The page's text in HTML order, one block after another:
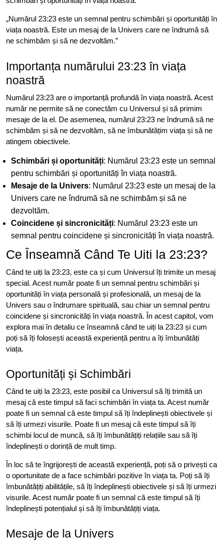
„Numărul 23:23 este un semnal pentru schimbări și oportunități în
viața noastră. Este un mesaj de la Univers care ne îndrumă să
ne schimbăm și să ne dezvoltăm.”
Importanța numărului 23:23 în viața
noastră
Numărul 23:23 are o importanță profundă în viața noastră. Acest
număr ne permite să ne conectăm cu Universul și să primim
mesaje de la el. De asemenea, numărul 23:23 ne îndrumă să ne
schimbăm și să ne dezvoltăm, să ne îmbunătățim viața și să ne
atingem obiectivele.
Schimbări și oportunități: Numărul 23:23 este un semnal
pentru schimbări și oportunități în viața noastră.
Mesaje de la Univers: Numărul 23:23 este un mesaj de la
Univers care ne îndrumă să ne schimbăm și să ne
dezvoltăm.
Coincidene și sincronicități: Numărul 23:23 este un
semnal pentru coincidene și sincronicități în viața noastră.
Ce Înseamnă Când Te Uiti la 23:23?
Când te uiți la 23:23, este ca și cum Universul îți trimite un mesaj
special. Acest număr poate fi un semnal pentru schimbări și
oportunități în viața personală și profesională, un mesaj de la
Univers sau o îndrumare spirituală, sau chiar un semnal pentru
coincidene și sincronicități în viața noastră. În acest capitol, vom
explora mai în detaliu ce înseamnă când te uiți la 23:23 și cum
poți să îți folosești această experiență pentru a îți îmbunătăți
viața.
Oportunități și Schimbări
Când te uiți la 23:23, este posibil ca Universul să îți trimită un
mesaj că este timpul să faci schimbări în viața ta. Acest număr
poate fi un semnal că este timpul să îți îndeplinești obiectivele și
să îți urmezi visurile. Poate fi un mesaj că este timpul să îți
schimbi locul de muncă, să îți îmbunătățiți relațiile sau să îți
îndeplinești o dorință de mult timp.
În loc să te îngrijorești de această experiență, poți să o privești ca
o oportunitate de a face schimbări pozitive în viața ta. Poți să îți
îmbunătățiți abilitățile, să îți îndeplinești obiectivele și să îți urmezi
visurile. Acest număr poate fi un semnal că este timpul să îți
îndeplinești potențialul și să îți îmbunătățiți viața.
Mesaje de la Univers